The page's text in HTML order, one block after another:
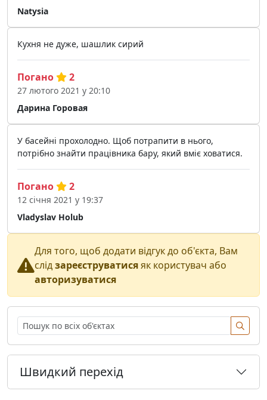
Natysia
Кухня не дуже, шашлик сирий
Дарина Горовая
Погано 2
27 лютого 2021 у 20:10
У басейні прохолодно. Щоб потрапити в нього,
потрібно знайти працівника бару, який вміє ховатися.
Vladyslav Holub
Погано 2
12 січня 2021 у 19:37
Для того, щоб додати відгук до об'єкта, Вам
слідзареєструватисяяк користувач або
авторизуватися
Швидкий перехід